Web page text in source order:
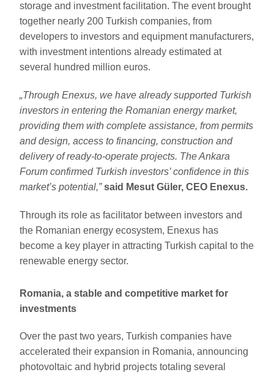
storage and investment facilitation. The event brought
together nearly 200 Turkish companies, from
developers to investors and equipment manufacturers,
with investment intentions already estimated at
several hundred million euros.
„Through Enexus, we have already supported Turkish
investors in entering the Romanian energy market,
providing them with complete assistance, from permits
and design, access to financing, construction and
delivery of ready-to-operate projects. The Ankara
Forum confirmed Turkish investors’ confidence in this
market’s potential,”said Mesut Güler, CEO Enexus.
Through its role as facilitator between investors and
the Romanian energy ecosystem, Enexus has
become a key player in attracting Turkish capital to the
renewable energy sector.
Romania, a stable and competitive market for
investments
Over the past two years, Turkish companies have
accelerated their expansion in Romania, announcing
photovoltaic and hybrid projects totaling several